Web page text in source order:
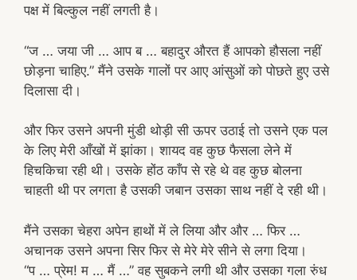
पक्ष में बिल्कुल नहीं लगती है।
“ज … जया जी … आप ब … बहादुर औरत हैं आपको हौसला नहीं
छोड़ना चाहिए.” मैंने उसके गालों पर आए आंसुओं को पोछते हुए उसे
दिलासा दी।
और फिर उसने अपनी मुंडी थोड़ी सी ऊपर उठाई तो उसने एक पल
के लिए मेरी आँखों में झांका। शायद वह कुछ फैसला लेने में
हिचकिचा रही थी। उसके होंठ काँप से रहे थे वह कुछ बोलना
चाहती थी पर लगता है उसकी जबान उसका साथ नहीं दे रही थी।
मैंने उसका चेहरा अपेन हाथों में ले लिया और और … फिर …
अचानक उसने अपना सिर फिर से मेरे मेरे सीने से लगा दिया।
“प … प्रेम! म … मैं …” वह सुबकने लगी थी और उसका गला रुंध